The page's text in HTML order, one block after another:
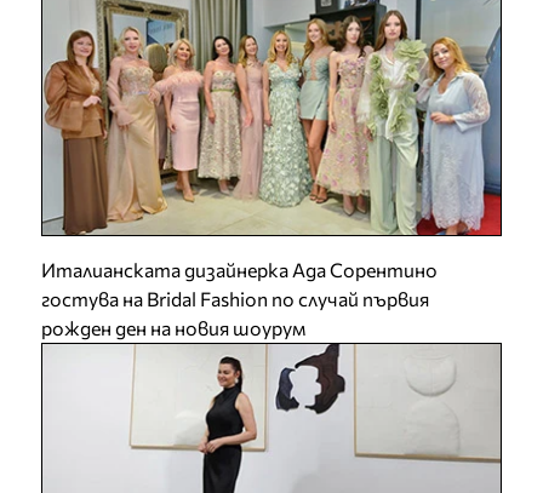
Италианската дизайнерка Ада Сорентино
гостува на Bridal Fashion по случай първия
рожден ден на новия шоурум